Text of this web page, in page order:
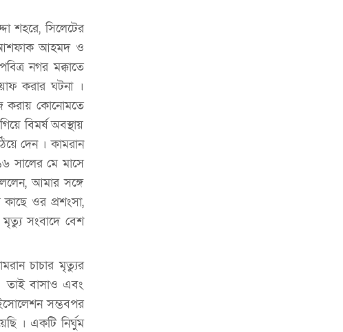
শহরে, সিলেটের
আশফাক আহমদ ও
নগর মক্কাতে
করার ঘটনা ।
করায় কোনোমতে
বিমর্ষ অবস্থায়
দেন । কামরান
সালের মে মাসে
আমার সঙ্গে
ওর প্রশংসা,
সংবাদে বেশ
চাচার মৃত্যুর
তাই বাসাও এবং
সম্ভবপর
। একটি নির্ঘুম